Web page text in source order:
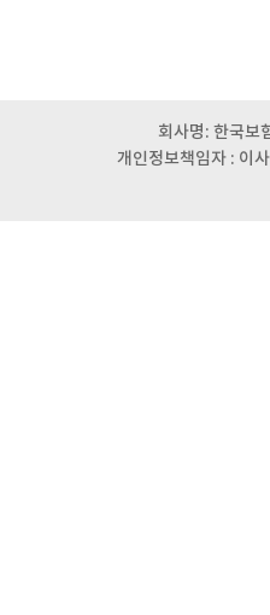
회사명: 한국보
개인정보책임자 :